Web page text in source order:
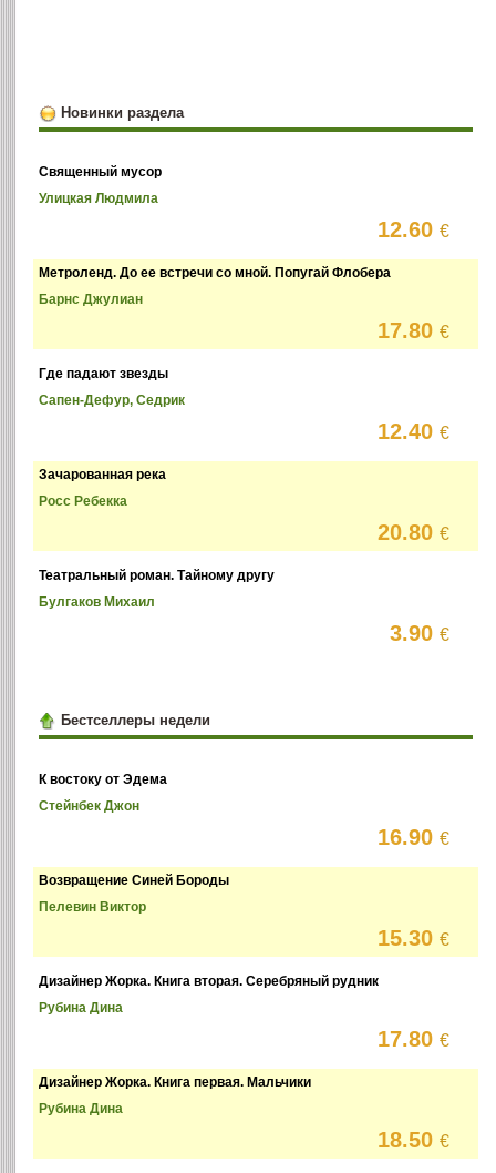
Новинки раздела
Священный мусор
Улицкая Людмила
12.60€
Метроленд. До ее встречи со мной. Попугай Флобера
Барнс Джулиан
17.80€
Где падают звезды
Сапен-Дефур, Седрик
12.40€
Зачарованная река
Росс Ребекка
20.80€
Театральный роман. Тайному другу
Булгаков Михаил
3.90€
Бестселлеры недели
К востоку от Эдема
Стейнбек Джон
16.90€
Возвращение Синей Бороды
Пелевин Виктор
15.30€
Дизайнер Жорка. Книга вторая. Серебряный рудник
Рубина Дина
17.80€
Дизайнер Жорка. Книга первая. Мальчики
Рубина Дина
18.50€